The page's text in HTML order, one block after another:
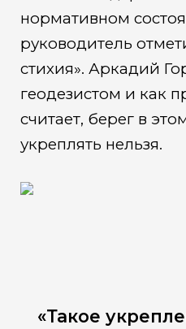
нормативном
руководитель
стихия». Аркадий
геодезистом и как
считает, берег в
укреплять нельзя.
«Такое